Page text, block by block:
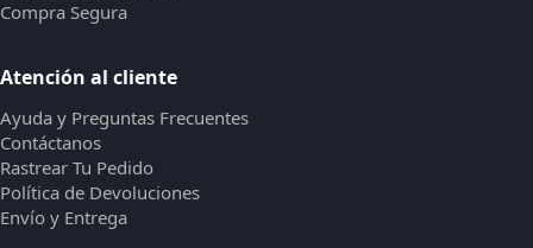
Compra Segura
Atención al cliente
Ayuda y Preguntas Frecuentes
Contáctanos
Rastrear Tu Pedido
Política de Devoluciones
Envío y Entrega